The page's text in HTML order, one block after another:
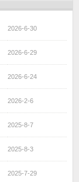
2026-6-30
2026-6-29
2026-6-24
2026-2-6
2025-8-7
2025-8-3
2025-7-29